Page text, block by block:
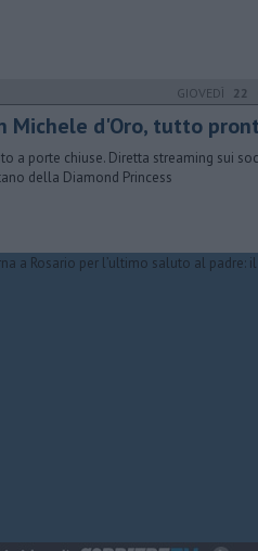
GIOVEDÌ 22
Michele d'Oro, tutto
a porte chiuse. Diretta streaming sui
della Diamond Princess